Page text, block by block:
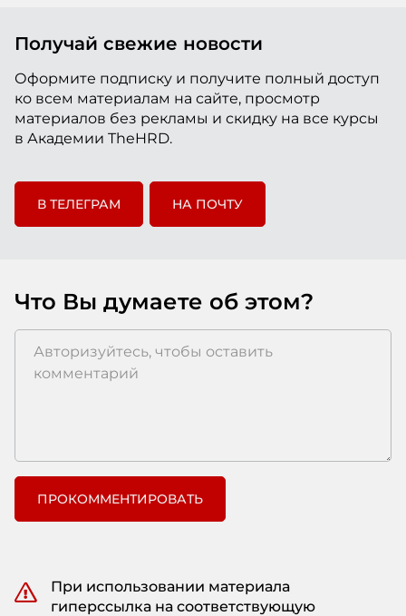
Получай свежие новости
Оформите подписку и получите полный доступ
ко всем материалам на сайте, просмотр
материалов без рекламы и скидку на все курсы
в Академии TheHRD.
В ТЕЛЕГРАМ НА ПОЧТУ
Что Вы думаете об этом?
ПРОКОММЕНТИРОВАТЬ
При использовании материала
гиперссылка на соответствующую